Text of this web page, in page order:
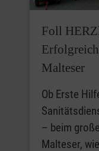
Foll
Malteser
Ob Erste
– beim
Malteser,